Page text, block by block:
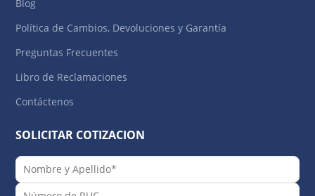
Blog
Política de Cambios, Devoluciones y Garantía
Preguntas Frecuentes
Libro de Reclamaciones
Contáctenos
SOLICITAR COTIZACION